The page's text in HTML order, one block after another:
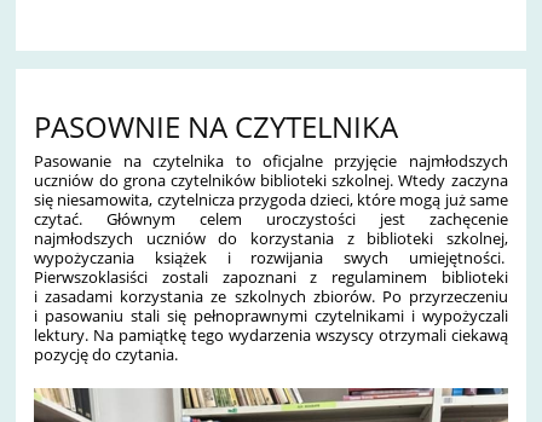
PASOWNIE NA CZYTELNIKA
Pasowanie na czytelnika to oficjalne przyjęcie najmłodszych
uczniów do grona czytelników biblioteki szkolnej. Wtedy zaczyna
się niesamowita, czytelnicza przygoda dzieci, które mogą już same
czytać. Głównym celem uroczystości jest zachęcenie
najmłodszych uczniów do korzystania z biblioteki szkolnej,
wypożyczania książek i rozwijania swych umiejętności.
Pierwszoklasiści zostali zapoznani z regulaminem biblioteki
i zasadami korzystania ze szkolnych zbiorów. Po przyrzeczeniu
i pasowaniu stali się pełnoprawnymi czytelnikami i wypożyczali
lektury. Na pamiątkę tego wydarzenia wszyscy otrzymali ciekawą
pozycję do czytania.